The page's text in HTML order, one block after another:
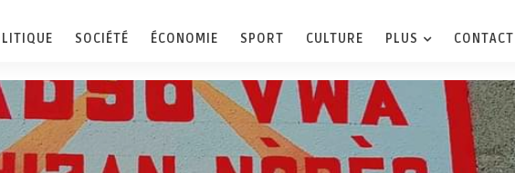
SOCIÉTÉ ÉCONOMIE SPORT CULTURE PLUS CONTACT